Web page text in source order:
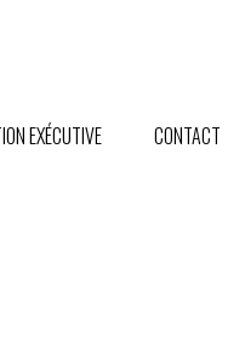
EXÉCUTIVE CONTACT